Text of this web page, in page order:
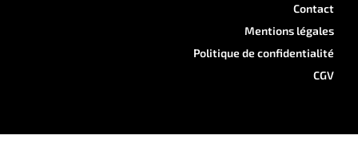
Contact
Mentions légales
Politique de confidentialité
CGV